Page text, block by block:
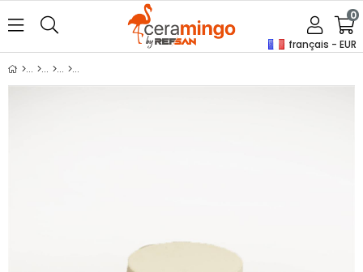
français - EUR
0